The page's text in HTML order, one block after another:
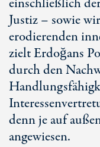
Justiz – sowie
erodierenden
zielt Erdoğans
durch den
denn je auf
angewiesen.